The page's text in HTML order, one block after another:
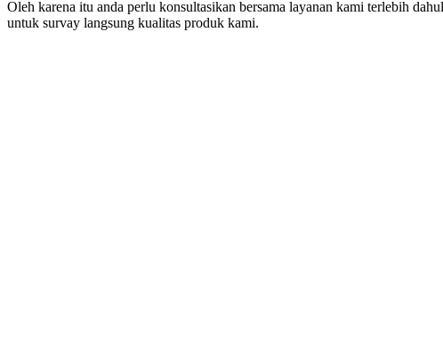
Oleh karena itu anda perlu konsultasikan bersama layanan kami terlebih
untuk survay langsung kualitas produk kami.